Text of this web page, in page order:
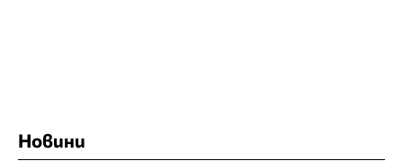
Новини